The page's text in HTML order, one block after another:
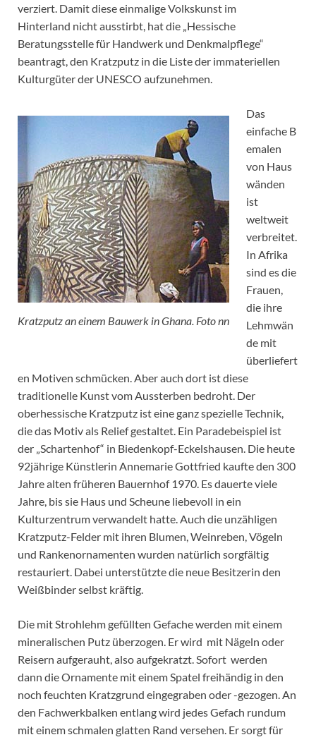
verziert. Damit diese einmalige Volkskunst im
Hinterland nicht ausstirbt, hat die „Hessische
Beratungsstelle für Handwerk und Denkmalpflege“
beantragt, den Kratzputz in die Liste der immateriellen
Kulturgüter der UNESCO aufzunehmen.
Kratzputz an einem Bauwerk in Ghana. Foto nn
Das
einfache B
emalen
von Haus
wänden
ist
weltweit
verbreitet.
In Afrika
sind es die
Frauen,
die ihre
Lehmwän
de mit
überliefert
en Motiven schmücken. Aber auch dort ist diese
traditionelle Kunst vom Aussterben bedroht. Der
oberhessische Kratzputz ist eine ganz spezielle Technik,
die das Motiv als Relief gestaltet. Ein Paradebeispiel ist
der „Schartenhof“ in Biedenkopf-Eckelshausen. Die heute
92jährige Künstlerin Annemarie Gottfried kaufte den 300
Jahre alten früheren Bauernhof 1970. Es dauerte viele
Jahre, bis sie Haus und Scheune liebevoll in ein
Kulturzentrum verwandelt hatte. Auch die unzähligen
Kratzputz-Felder mit ihren Blumen, Weinreben, Vögeln
und Rankenornamenten wurden natürlich sorgfältig
restauriert. Dabei unterstützte die neue Besitzerin den
Weißbinder selbst kräftig.
Die mit Strohlehm gefüllten Gefache werden mit einem
mineralischen Putz überzogen. Er wird mit Nägeln oder
Reisern aufgerauht, also aufgekratzt. Sofort werden
dann die Ornamente mit einem Spatel freihändig in den
noch feuchten Kratzgrund eingegraben oder -gezogen. An
den Fachwerkbalken entlang wird jedes Gefach rundum
mit einem schmalen glatten Rand versehen. Er sorgt für